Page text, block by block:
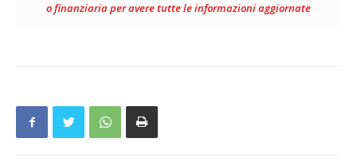
o finanziaria per avere tutte le informazioni aggiornate